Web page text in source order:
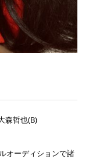
森哲也(B)
オーディションで諸